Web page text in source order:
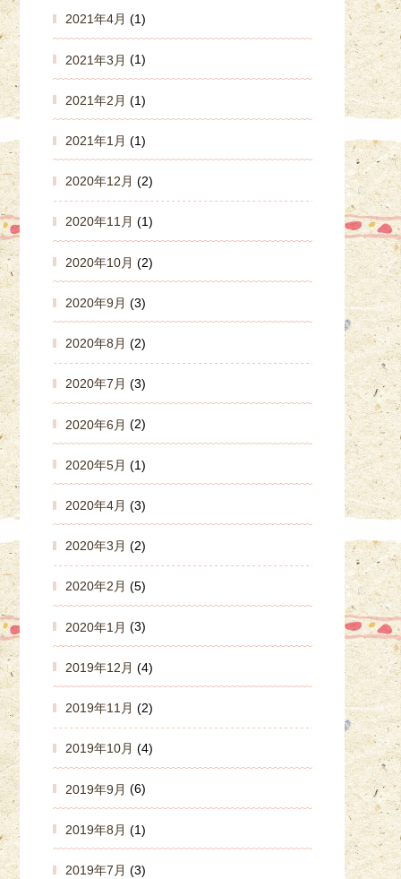
2021年4月 (1)
2021年3月 (1)
2021年2月 (1)
2021年1月 (1)
2020年12月 (2)
2020年11月 (1)
2020年10月 (2)
2020年9月 (3)
2020年8月 (2)
2020年7月 (3)
2020年6月 (2)
2020年5月 (1)
2020年4月 (3)
2020年3月 (2)
2020年2月 (5)
2020年1月 (3)
2019年12月 (4)
2019年11月 (2)
2019年10月 (4)
2019年9月 (6)
2019年8月 (1)
2019年7月 (3)